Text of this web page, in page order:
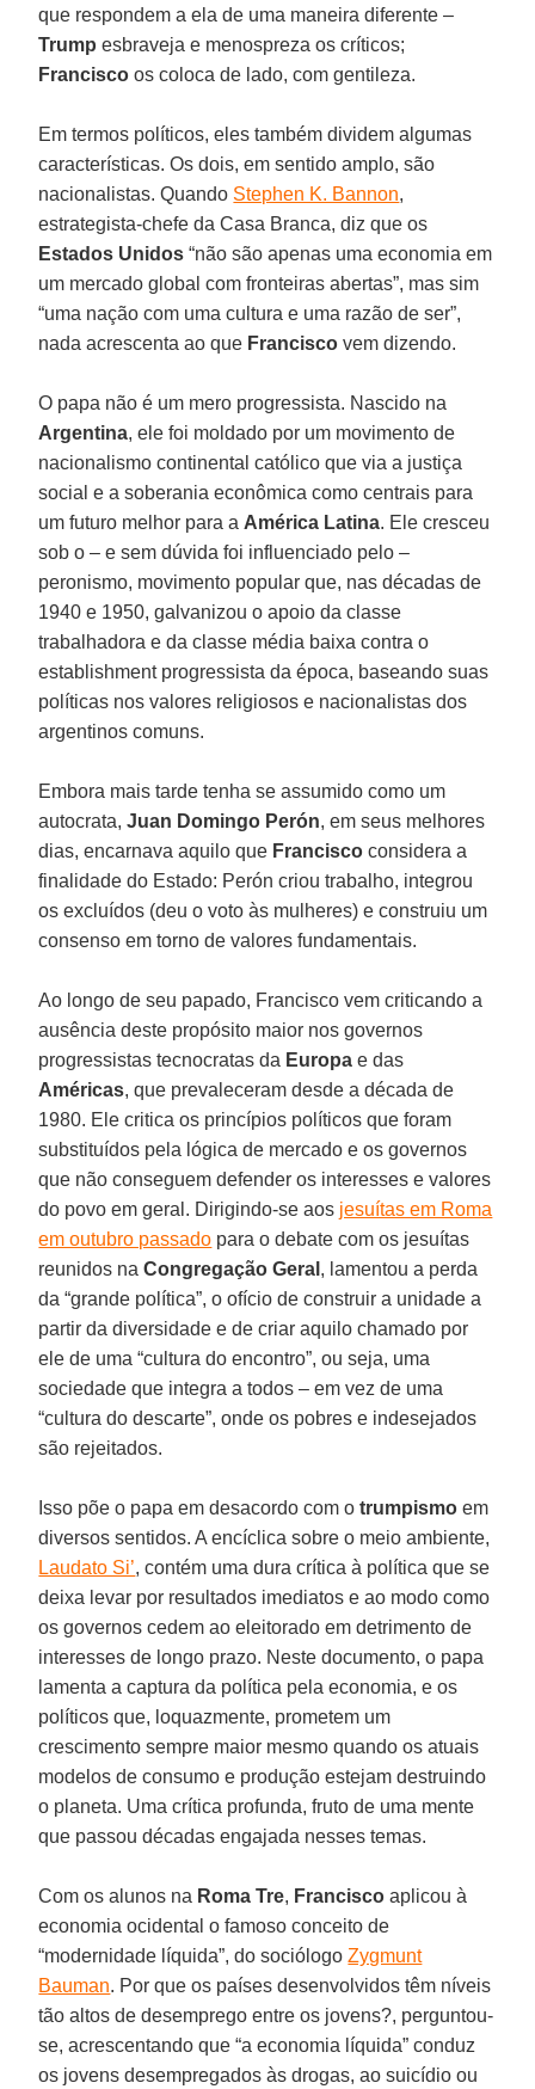
que respondem a ela de uma maneira diferente –
Trump esbraveja e menospreza os críticos;
Francisco os coloca de lado, com gentileza.
Em termos políticos, eles também dividem algumas
características. Os dois, em sentido amplo, são
nacionalistas. Quando Stephen K. Bannon,
estrategista-chefe da Casa Branca, diz que os
Estados Unidos “não são apenas uma economia em
um mercado global com fronteiras abertas”, mas sim
“uma nação com uma cultura e uma razão de ser”,
nada acrescenta ao que Francisco vem dizendo.
O papa não é um mero progressista. Nascido na
Argentina, ele foi moldado por um movimento de
nacionalismo continental católico que via a justiça
social e a soberania econômica como centrais para
um futuro melhor para a América Latina. Ele cresceu
sob o – e sem dúvida foi influenciado pelo –
peronismo, movimento popular que, nas décadas de
1940 e 1950, galvanizou o apoio da classe
trabalhadora e da classe média baixa contra o
establishment progressista da época, baseando suas
políticas nos valores religiosos e nacionalistas dos
argentinos comuns.
Embora mais tarde tenha se assumido como um
autocrata,Juan Domingo Perón, em seus melhores
dias, encarnava aquilo que Francisco considera a
finalidade do Estado: Perón criou trabalho, integrou
os excluídos (deu o voto às mulheres) e construiu um
consenso em torno de valores fundamentais.
Ao longo de seu papado, Francisco vem criticando a
ausência deste propósito maior nos governos
progressistas tecnocratas da Europa e das
Américas, que prevaleceram desde a década de
1980. Ele critica os princípios políticos que foram
substituídos pela lógica de mercado e os governos
que não conseguem defender os interesses e valores
do povo em geral. Dirigindo-se aos jesuítas em Roma
em outubro passado para o debate com os jesuítas
reunidos na Congregação Geral , lamentou a perda
da “grande política”, o ofício de construir a unidade a
partir da diversidade e de criar aquilo chamado por
ele de uma “cultura do encontro”, ou seja, uma
sociedade que integra a todos – em vez de uma
“cultura do descarte”, onde os pobres e indesejados
são rejeitados.
Isso põe o papa em desacordo com otrumpismo em
diversos sentidos. A encíclica sobre o meio ambiente,
Laudato Si’, contém uma dura crítica à política que se
deixa levar por resultados imediatos e ao modo como
os governos cedem ao eleitorado em detrimento de
interesses de longo prazo. Neste documento, o papa
lamenta a captura da política pela economia, e os
políticos que, loquazmente, prometem um
crescimento sempre maior mesmo quando os atuais
modelos de consumo e produção estejam destruindo
o planeta. Uma crítica profunda, fruto de uma mente
que passou décadas engajada nesses temas.
Com os alunos na Roma Tre, Francisco aplicou à
economia ocidental o famoso conceito de
“modernidade líquida”, do sociólogoZygmunt
Bauman. Por que os países desenvolvidos têm níveis
tão altos de desemprego entre os jovens?, perguntou-
se, acrescentando que “a economia líquida” conduz
os jovens desempregados às drogas, ao suicídio ou